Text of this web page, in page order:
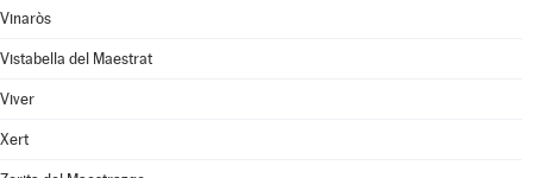
Vinaròs
Vistabella del Maestrat
Viver
Xert